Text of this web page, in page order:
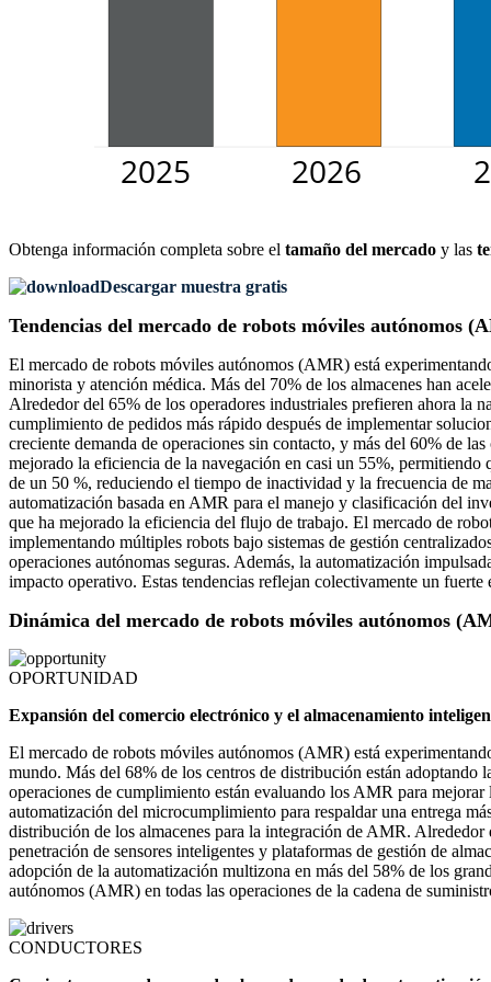
Obtenga información completa sobre el tamaño del mercado y las
Descargar muestra gratis
Tendencias del mercado de robots móviles autónomos
El mercado de robots móviles autónomos (AMR) está
minorista y atención médica. Más del 70% de los almacenes han
Alrededor del 65% de los operadores industriales prefieren ahora la
cumplimiento de pedidos más rápido después de implementar
creciente demanda de operaciones sin contacto, y más del 60% de
mejorado la eficiencia de la navegación en casi un 55%, permitiendo
de un 50 %, reduciendo el tiempo de inactividad y la frecuencia de
automatización basada en AMR para el manejo y clasificación del
que ha mejorado la eficiencia del flujo de trabajo. El mercado de
implementando múltiples robots bajo sistemas de gestión
operaciones autónomas seguras. Además, la automatización
impacto operativo. Estas tendencias reflejan colectivamente un
Dinámica del mercado de robots móviles autónomos
OPORTUNIDAD
Expansión del comercio electrónico y el almacenamiento
El mercado de robots móviles autónomos (AMR) está
mundo. Más del 68% de los centros de distribución están
operaciones de cumplimiento están evaluando los AMR para
automatización del microcumplimiento para respaldar una entrega
distribución de los almacenes para la integración de AMR.
penetración de sensores inteligentes y plataformas de gestión de
adopción de la automatización multizona en más del 58% de los
autónomos (AMR) en todas las operaciones de la cadena de
CONDUCTORES